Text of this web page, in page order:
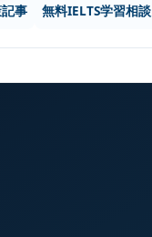
事 無料IELTS学習相談